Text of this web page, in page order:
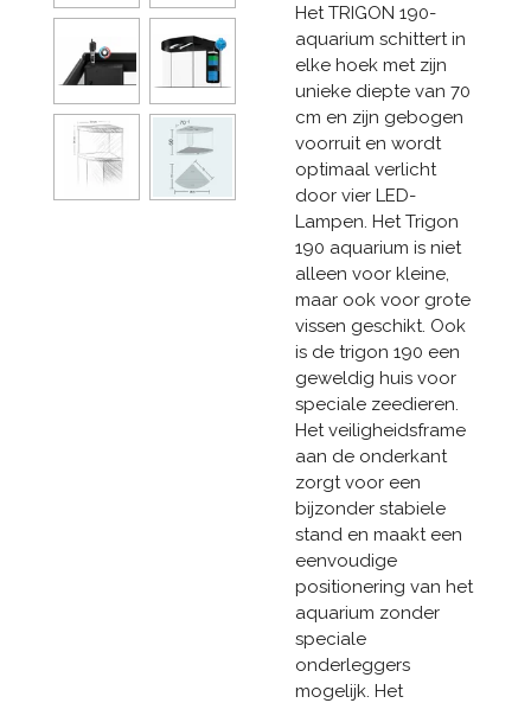
Het TRIGON 190-
aquarium schittert in
elke hoek met zijn
unieke diepte van 70
cm en zijn gebogen
voorruit en wordt
optimaal verlicht
door vier LED-
Lampen. Het Trigon
190 aquarium is niet
alleen voor kleine,
maar ook voor grote
vissen geschikt. Ook
is de trigon 190 een
geweldig huis voor
speciale zeedieren.
Het veiligheidsframe
aan de onderkant
zorgt voor een
bijzonder stabiele
stand en maakt een
eenvoudige
positionering van het
aquarium zonder
speciale
onderleggers
mogelijk. Het